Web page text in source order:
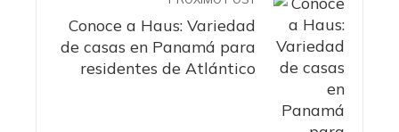
Conoce a Haus: Variedad
de casas en Panamá para
residentes de Atlántico